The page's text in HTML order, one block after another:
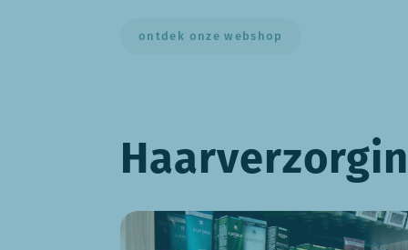
ontdek onze webshop